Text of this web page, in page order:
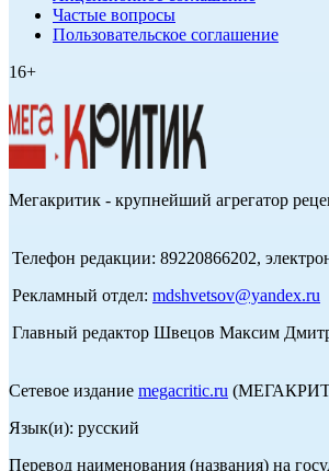
Частые вопросы
Пользовательское соглашение
16+
Мегакритик - крупнейший агрегатор
Телефон редакции: 89220866202,
Рекламный отдел: mdshvetsov@yandex.ru
Главный редактор Швецов Максим
Сетевое издание megacritic.ru
Язык(и): русский
Перевод наименования (названия) на